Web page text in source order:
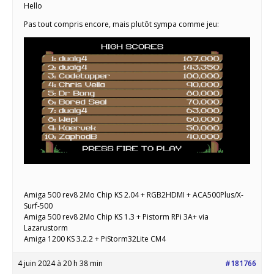
Hello
Pas tout compris encore, mais plutôt sympa comme jeu:
Amiga 500 rev8 2Mo Chip KS 2.04 + RGB2HDMI + ACA500Plus/X-
Surf-500
Amiga 500 rev8 2Mo Chip KS 1.3 + Pistorm RPi 3A+ via
Lazarustorm
Amiga 1200 KS 3.2.2 + PiStorm32Lite CM4
4 juin 2024 à 20 h 38 min #181766